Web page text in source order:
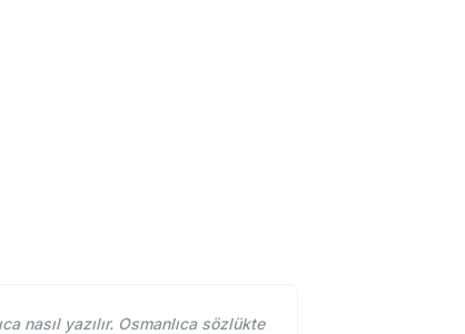
nasıl yazılır. Osmanlıca sözlükte